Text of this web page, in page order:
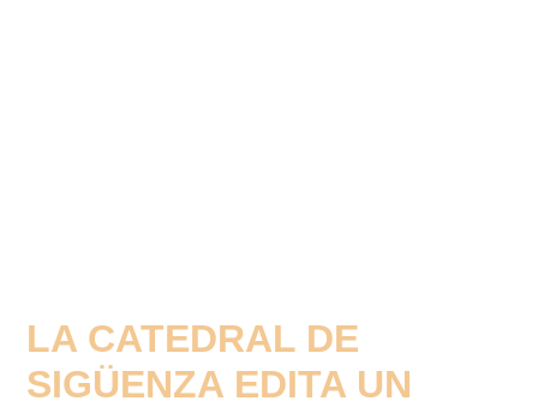
LA CATEDRAL DE
SIGÜENZA EDITA UN